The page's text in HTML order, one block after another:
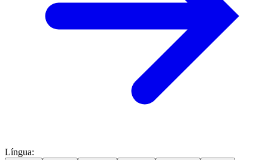
Língua: